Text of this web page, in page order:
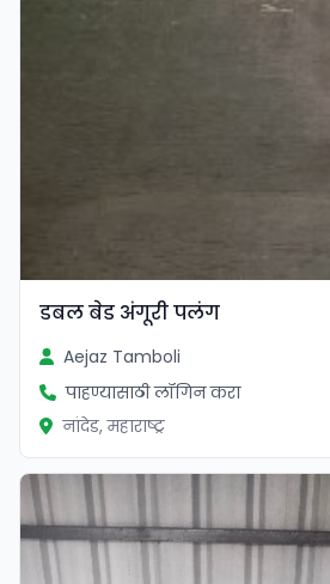
डबल बेड अंगूरी पलंग
Aejaz Tamboli
पाहण्यासाठी लॉगिन करा
नांदेड, महाराष्ट्र